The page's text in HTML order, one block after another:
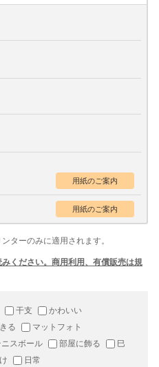
ターのみに適用されます。
ください。商用利用、有償販売は規
干支
かわいい
る
マットフォト
スボール 部屋に飾る
巳
日常